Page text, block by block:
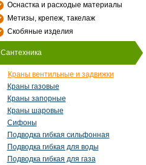
Оснастка и расходые материалы
Метизы, крепеж, такелаж
Скобяные изделия
Сантехника
Краны вентильные и задвижки
Краны газовые
Краны запорные
Краны шаровые
Сифоны
Подводка гибкая сильфонная
Подводка гибкая для воды
Подводка гибкая для газа